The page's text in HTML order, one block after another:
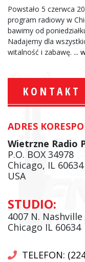
Powstało 5 czerwca
program radiowy w
bawimy od
Nadajemy dla
witalność i zabawę. ...
KONTAKT
ADRES
Wietrzne Radio
P.O. BOX 34978
Chicago, IL 60634
USA
STUDIO:
4007 N. Nashville
Chicago IL 60634
TELEFON: